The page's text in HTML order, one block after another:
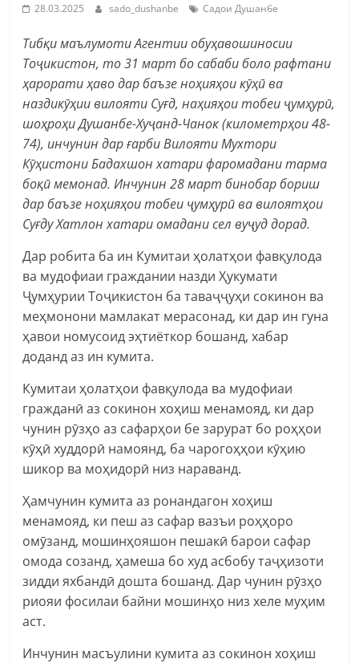
28.03.2025 sado_dushanbe Садои Душанбе
Тибқи маълумоти Агентии обуҳавошиносии
Тоҷикистон, то 31 март бо сабаби боло рафтани
ҳарорати ҳаво дар баъзе ноҳияҳои кӯҳӣ ва
наздикӯҳии вилояти Суғд, наҳияҳои тобеи ҷумҳурӣ,
шоҳроҳи Душанбе-Хуҷанд-Чанок (километрҳои 48-
74), инчунин дар ғарби Вилояти Мухтори
Кӯҳистони Бадахшон хатари фаромадани тарма
боқӣ мемонад. Инчунин 28 март бинобар бориш
дар баъзе ноҳияҳои тобеи ҷумҳурӣ ва вилоятҳои
Суғду Хатлон хатари омадани сел вуҷуд дорад.
Дар робита ба ин Кумитаи ҳолатҳои фавқулода
ва мудофиаи граждании назди Ҳукумати
Ҷумҳурии Тоҷикистон ба таваҷҷуҳи сокинон ва
меҳмонони мамлакат мерасонад, ки дар ин гуна
ҳавои номусоид эҳтиёткор бошанд, хабар
доданд аз ин кумита.
Кумитаи ҳолатҳои фавқулода ва мудофиаи
гражданӣ аз сокинон хоҳиш менамояд, ки дар
чунин рӯзҳо аз сафарҳои бе зарурат бо роҳҳои
кӯҳӣ худдорӣ намоянд, ба чарогоҳҳои кӯҳию
шикор ва моҳидорӣ низ нараванд.
Ҳамчунин кумита аз ронандагон хоҳиш
менамояд, ки пеш аз сафар вазъи роҳҳоро
омӯзанд, мошинҳояшон пешакӣ барои сафар
омода созанд, ҳамеша бо худ асбобу таҷҳизоти
зидди яхбандӣ дошта бошанд. Дар чунин рӯзҳо
риояи фосилаи байни мошинҳо низ хеле муҳим
аст.
Инчунин масъулини кумита аз сокинон хоҳиш